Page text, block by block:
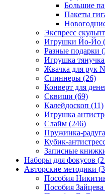
Большие
Пакеты
Экспресс
Игрушки Йо-Йо
Разные подарки
Игрушка тянучка
Жвачка для рук
Спиннеры (26)
Конверт для
Сквиши (69)
Калейдоскоп (11)
Игрушка
Слайм (246)
Пружинка-радуга
Кубик-
Записные
Наборы для фокусов
Авторские методики
Пособия
Пособия Зайцева